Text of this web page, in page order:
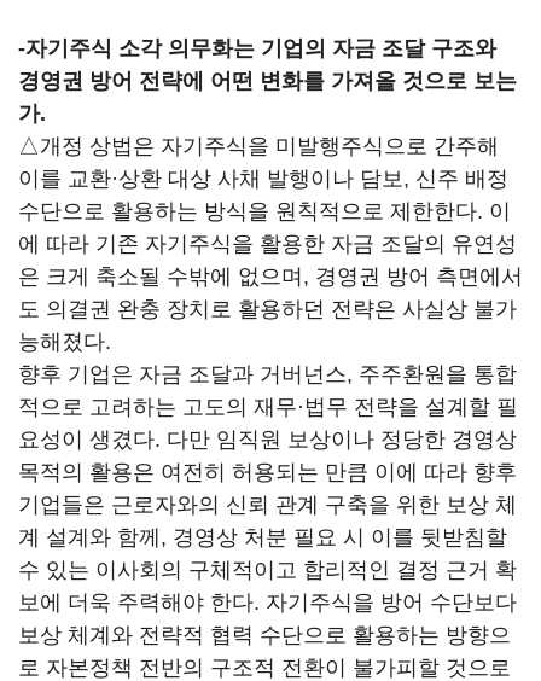
-자기주식 소각 의무화는 기업의 자금 조달 구조와
경영권 방어 전략에 어떤 변화를 가져올 것으로 보는
가.
△개정 상법은 자기주식을 미발행주식으로 간주해
이를 교환·상환 대상 사채 발행이나 담보, 신주 배정
수단으로 활용하는 방식을 원칙적으로 제한한다. 이
에 따라 기존 자기주식을 활용한 자금 조달의 유연성
은 크게 축소될 수밖에 없으며, 경영권 방어 측면에서
도 의결권 완충 장치로 활용하던 전략은 사실상 불가
능해졌다.
향후 기업은 자금 조달과 거버넌스, 주주환원을 통합
적으로 고려하는 고도의 재무·법무 전략을 설계할 필
요성이 생겼다. 다만 임직원 보상이나 정당한 경영상
목적의 활용은 여전히 허용되는 만큼 이에 따라 향후
기업들은 근로자와의 신뢰 관계 구축을 위한 보상 체
계 설계와 함께, 경영상 처분 필요 시 이를 뒷받침할
수 있는 이사회의 구체적이고 합리적인 결정 근거 확
보에 더욱 주력해야 한다. 자기주식을 방어 수단보다
보상 체계와 전략적 협력 수단으로 활용하는 방향으
로 자본정책 전반의 구조적 전환이 불가피할 것으로